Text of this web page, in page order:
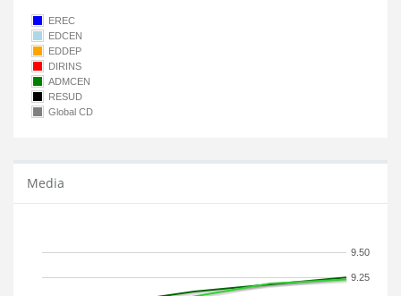
EREC
EDCEN
EDDEP
DIRINS
ADMCEN
RESUD
Global CD
Media
9.25
9.50